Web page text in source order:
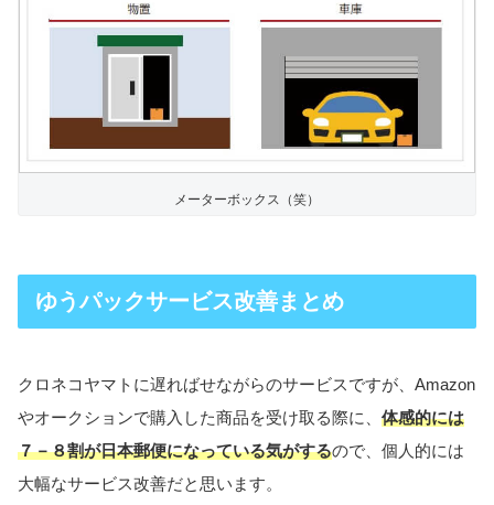
メーターボックス（笑）
ゆうパックサービス改善まとめ
クロネコヤマトに遅ればせながらのサービスですが、Amazon
やオークションで購入した商品を受け取る際に、 体感的には
７－８割が日本郵便になっている気がするので、個人的には
大幅なサービス改善だと思います。